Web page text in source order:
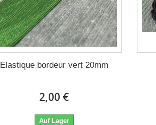
Elastique bordeur vert 20mm
2,00 €
Auf Lager